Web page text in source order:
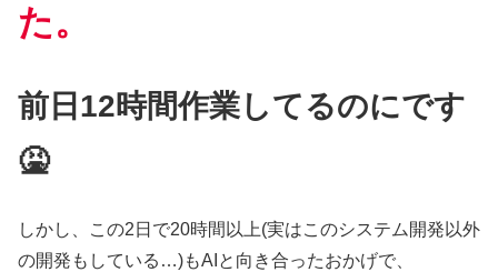
た。
前日12時間作業してるのにです
🤮
しかし、この2日で20時間以上(実はこのシステム開発以外
の開発もしている…)もAIと向き合ったおかげで、